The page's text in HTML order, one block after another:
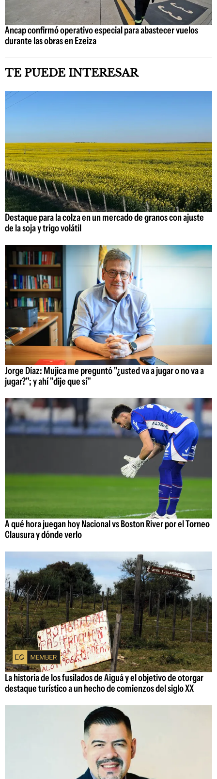
Ancap confirmó operativo especial para abastecer vuelos
durante las obras en Ezeiza
TE PUEDE INTERESAR
Destaque para la colza en un mercado de granos con ajuste
de la soja y trigo volátil
Jorge Díaz: Mujica me preguntó "¿usted va a jugar o no va a
jugar?"; y ahí "dije que sí"
A qué hora juegan hoy Nacional vs Boston River por el Torneo
Clausura y dónde verlo
La historia de los fusilados de Aiguá y el objetivo de otorgar
destaque turístico a un hecho de comienzos del siglo XX